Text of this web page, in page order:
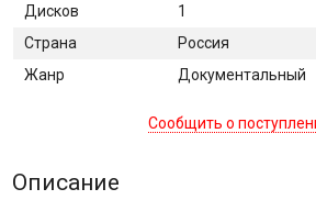
Дисков
1
Страна
Россия
Жанр
Документальный
Сообщить о
Описание